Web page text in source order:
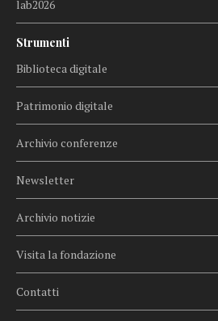
lab2026
Strumenti
Biblioteca digitale
Patrimonio digitale
Archivio conferenze
Newsletter
Archivio notizie
Visita la fondazione
Contatti